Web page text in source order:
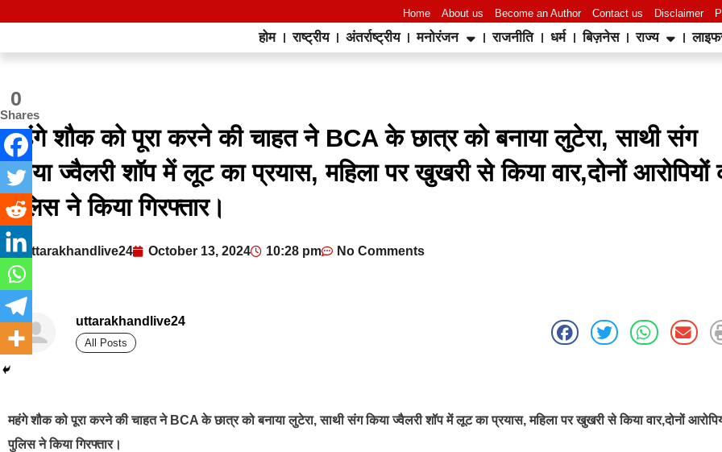
Home About us Become an Author Contact us Disclaimer
होम राष्ट्रीय अंतर्राष्ट्रीय मनोरंजन राजनीति धर्म बिज़नेस राज्य
महंगे शौक को पूरा करने की चाहत ने BCA के छात्र को बनाया लुटेरा, साथी संग
किया ज्वैलरी शॉप में लूट का प्रयास, महिला पर खुखरी से किया वार,दोनों आरोपियों
पुलिस ने किया गिरफ्तार।
uttarakhandlive24 October 13, 2024 10:28 pm No Comments
uttarakhandlive24
All Posts
महंगे शौक को पूरा करने की चाहत ने BCA के छात्र को बनाया लुटेरा, साथी संग किया ज्वैलरी शॉप में लूट का प्रयास, महिला पर खुखरी से किया वार,दोनों
पुलिस ने किया गिरफ्तार।
0
Shares